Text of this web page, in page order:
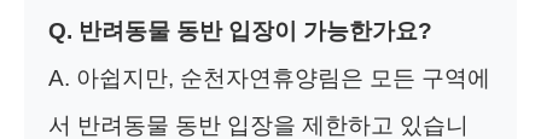
Q. 반려동물 동반 입장이 가능한가요?
A. 아쉽지만, 순천자연휴양림은 모든 구역에
서 반려동물 동반 입장을 제한하고 있습니